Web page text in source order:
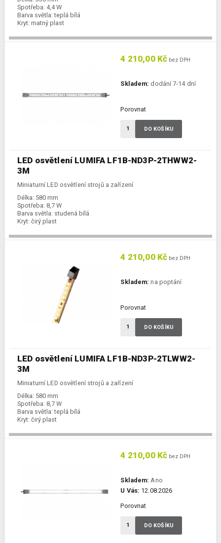
Spotřeba: 4,4 W
Barva světla: teplá bílá
Kryt: matný plast
LED osvětlení LUMIFA LF1B-ND3P-2THWW2-
3M
Miniaturní LED osvětlení strojů a zařízení
Délka: 580 mm
Spotřeba: 8,7 W
Barva světla: studená bílá
Kryt: čirý plast
4 210,00 Kč bez DPH
Skladem: dodání 7-14 dní
Porovnat
DO KOŠÍKU
LED osvětlení LUMIFA LF1B-ND3P-2TLWW2-
3M
Miniaturní LED osvětlení strojů a zařízení
Délka: 580 mm
Spotřeba: 8,7 W
Barva světla: teplá bílá
Kryt: čirý plast
4 210,00 Kč bez DPH
Skladem: na poptání
Porovnat
DO KOŠÍKU
4 210,00 Kč bez DPH
Skladem: Ano
U Vás: 12.08.2026
Porovnat
DO KOŠÍKU